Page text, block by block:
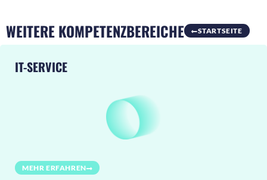
WEITERE KOMPETENZBEREICHE STARTSEITE
IT-SERVICE
MEHR ERFAHREN